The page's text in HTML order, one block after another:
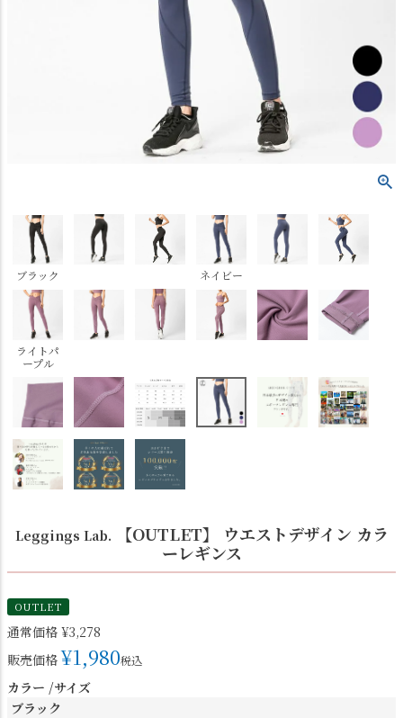
ブラック ネイビー
ライトパ
ープル
Leggings Lab.
【OUTLET】 ウエストデザイン カラ
ーレギンス
OUTLET
通常価格 ¥3,278
販売価格 ¥1,980税込
カラー サイズ
ブラック